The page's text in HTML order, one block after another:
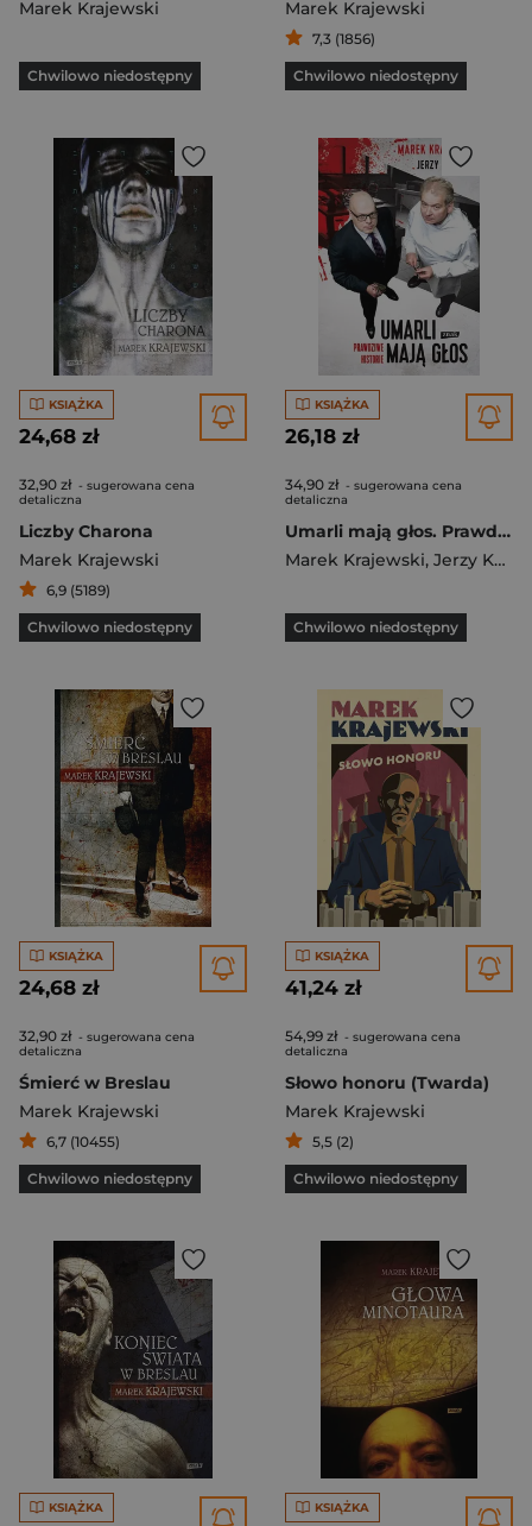
Marek Krajewski
Chwilowo niedostępny
Marek Krajewski
7,3 (1856)
Chwilowo niedostępny
KSIĄŻKA
24,68 zł
32,90 zł - sugerowana cena
detaliczna
Liczby Charona
Marek Krajewski
6,9 (5189)
Chwilowo niedostępny
KSIĄŻKA
26,18 zł
34,90 zł - sugerowana cena
detaliczna
Umarli mają głos. Prawdziwe historie
Marek Krajewski, Jerzy Kawecki
Chwilowo niedostępny
KSIĄŻKA
24,68 zł
32,90 zł - sugerowana cena
detaliczna
Śmierć w Breslau
Marek Krajewski
6,7 (10455)
Chwilowo niedostępny
KSIĄŻKA
41,24 zł
54,99 zł - sugerowana cena
detaliczna
Słowo honoru (Twarda)
Marek Krajewski
5,5 (2)
Chwilowo niedostępny
KSIĄŻKA KSIĄŻKA